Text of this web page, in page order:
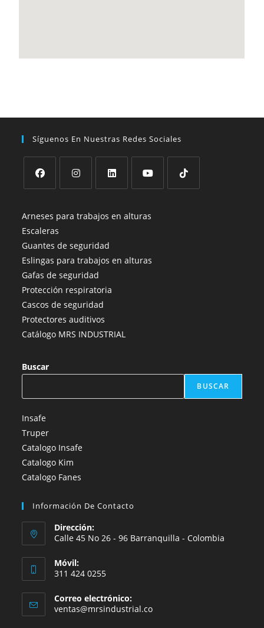
Síguenos En Nuestras Redes Sociales
Arneses para trabajos en alturas
Escaleras
Guantes de seguridad
Eslingas para trabajos en alturas
Gafas de seguridad
Protección respiratoria
Cascos de seguridad
Protectores auditivos
Catálogo MRS INDUSTRIAL
Buscar
BUSCAR
Insafe
Truper
Catalogo Insafe
Catalogo Kim
Catalogo Fanes
Información De Contacto
Dirección:
Calle 45 No 26 - 96 Barranquilla - Colombia
Móvil:
311 424 0255
Correo electrónico:
ventas@mrsindustrial.co